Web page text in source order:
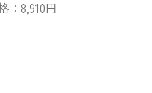
： 8,910円